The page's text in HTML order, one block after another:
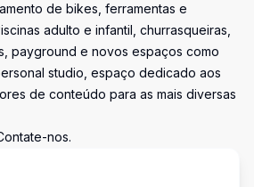
de bikes, ferramentas e
adulto e infantil, churrasqueiras,
payground e novos espaços como
studio, espaço dedicado aos
de conteúdo para as mais diversas
nos.